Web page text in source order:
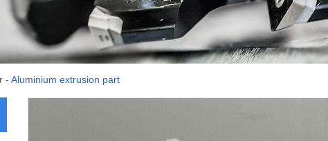
- Aluminium extrusion part